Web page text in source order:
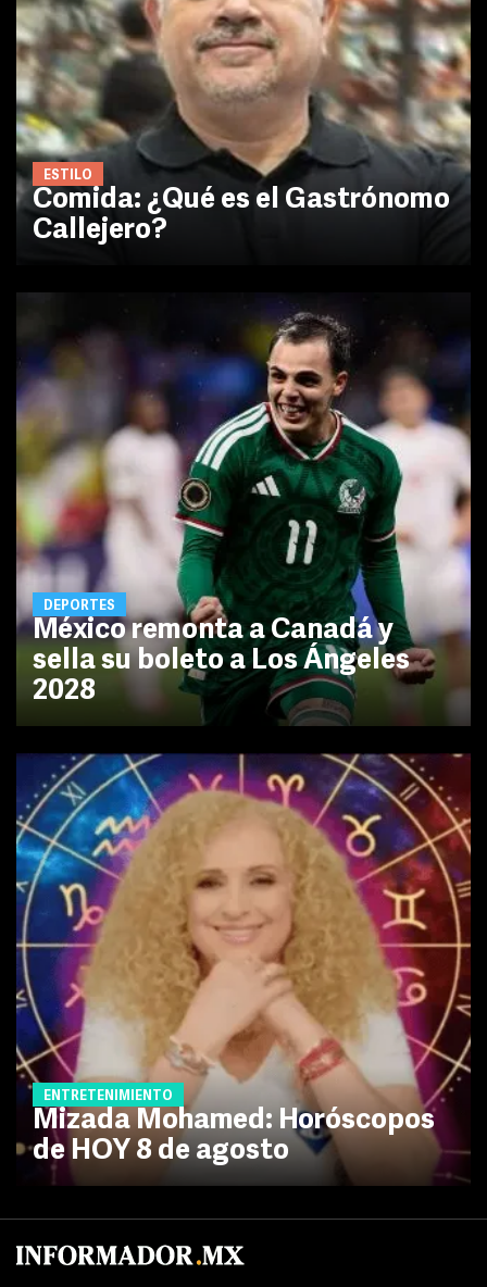
ESTILO
Comida: ¿Qué es el Gastrónomo
Callejero?
DEPORTES
México remonta a Canadá y
sella su boleto a Los Ángeles
2028
ENTRETENIMIENTO
Mizada Mohamed: Horóscopos
de HOY 8 de agosto